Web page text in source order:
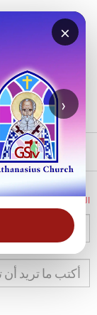
×
›
الرئيسية